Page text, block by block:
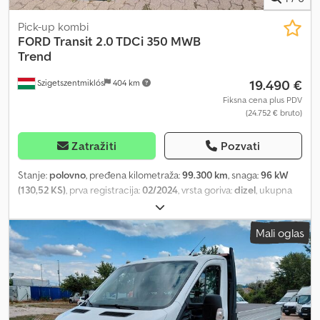
Szigetszentmiklós 404 km
Pick-up kombi
FORDTransit 2.0 TDCi 350 MWB
Trend
19.490 €
Fiksna cena plus PDV
(24.752 € bruto)
Zatražiti Pozvati
Stanje: polovno, pređena kilometraža:99.300 km, snaga:96 kW
(130,52 KS) , prva registracija:02/2024 , vrsta goriva:dizel , ukupna
, sledeća inspekcija (TÜV):
prenosa:mehanički, emisioni razred:Euro 6, broj sedišta:7, dužina
tovarnog prostora:
2.420 mm, širina utovarnog prostora:2.140 mm,
Godina proizvodnje:2023, Oprema:ABS, centralno zaključavanje,
elektronski program stabilnosti (ESP), filter za čađ, klima uređaj,
Molimo vas, kontaktirajte nas i putem WhatsApp-a/Viber-a. E-mail:
Glavna oprema uključuje: Bluetooth, multimedijalni sistem,
multifunkcionalni volan, električni retrovizori i prozori, itd.
Mali oglas